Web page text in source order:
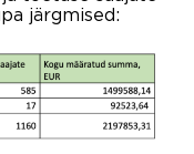
järgmised: